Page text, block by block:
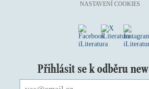
NASTAVENÍ COOKIES
Přihlásit se k odběru